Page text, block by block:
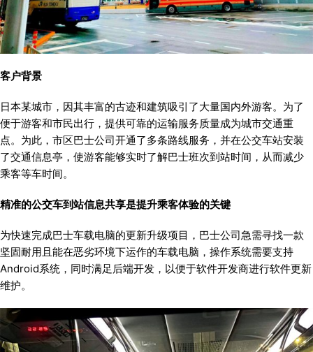
客户背景
日本某城市，因其丰富的古迹和建筑吸引了大量国内外游客。为了
便于游客和市民出行，提供可靠的运输服务质量成为城市交通重
点。为此，市区巴士公司开通了多条路线服务，并在公交车站安装
了交通信息亭，使游客能够实时了解巴士班次到站时间，从而减少
乘客等车时间。
精准的公交车到站信息共享是提升乘客体验的关键
为快速完成巴士车载电脑的更新升级项目，巴士公司急需寻找一款
坚固耐用且能在恶劣环境下运作的车载电脑，操作系统需要支持
Android系统，同时满足后端开发，以便于软件开发商进行软件更新
维护。